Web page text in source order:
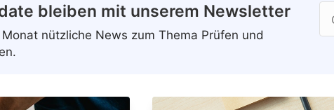
bleiben mit unserem Newsletter
Monat nützliche News zum Thema Prüfen und